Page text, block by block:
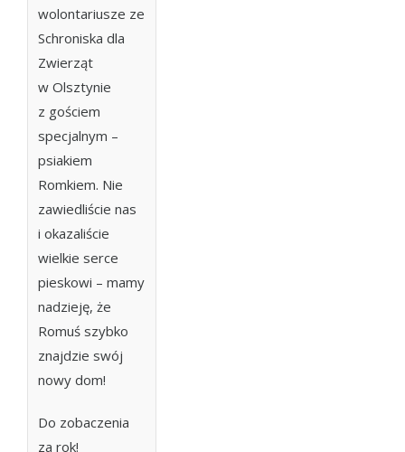
wolontariusze ze
Schroniska dla
Zwierząt
w Olsztynie
z gościem
specjalnym –
psiakiem
Romkiem. Nie
zawiedliście nas
i okazaliście
wielkie serce
pieskowi – mamy
nadzieję, że
Romuś szybko
znajdzie swój
nowy dom!
Do zobaczenia
za rok!